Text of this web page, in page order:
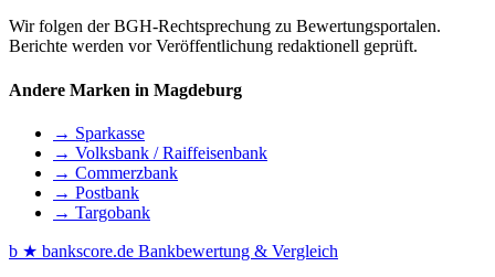
Wir folgen der BGH-Rechtsprechung zu Bewertungsportalen.
Berichte werden vor Veröffentlichung redaktionell geprüft.
Andere Marken in Magdeburg
→ Sparkasse
→ Volksbank / Raiffeisenbank
→ Commerzbank
→ Postbank
→ Targobank
b ★ bankscore.de Bankbewertung & Vergleich